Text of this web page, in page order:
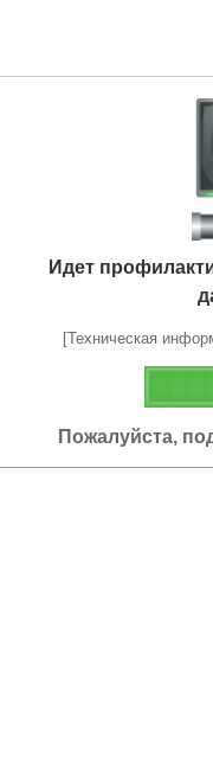
Идет
[Техническая
Пожалуйста,